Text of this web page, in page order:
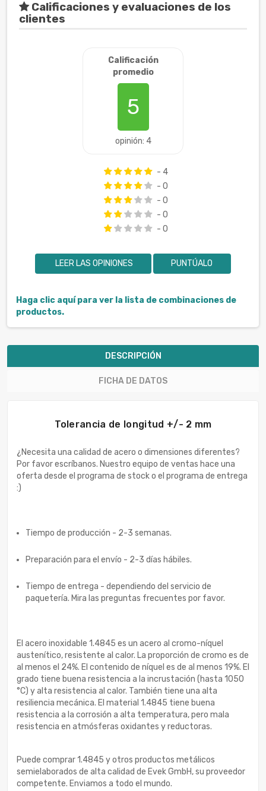
Calificaciones y evaluaciones de los
clientes
Calificación
promedio
5
opinión: 4
- 4
- 0
- 0
- 0
- 0
LEER LAS OPINIONES PUNTÚALO
Haga clic aquí para ver la lista de combinaciones de
productos.
DESCRIPCIÓN
FICHA DE DATOS
Tolerancia de longitud +/- 2 mm
¿Necesita una calidad de acero o dimensiones diferentes?
Por favor escríbanos. Nuestro equipo de ventas hace una
oferta desde el programa de stock o el programa de entrega
:)
Tiempo de producción - 2-3 semanas.
Preparación para el envío - 2-3 días hábiles.
Tiempo de entrega - dependiendo del servicio de
paquetería. Mira las preguntas frecuentes por favor.
El acero inoxidable 1.4845 es un acero al cromo-níquel
austenítico, resistente al calor. La proporción de cromo es de
al menos el 24%. El contenido de níquel es de al menos 19%. El
grado tiene buena resistencia a la incrustación (hasta 1050
°C) y alta resistencia al calor. También tiene una alta
resiliencia mecánica. El material 1.4845 tiene buena
resistencia a la corrosión a alta temperatura, pero mala
resistencia en atmósferas oxidantes y reductoras.
Puede comprar 1.4845 y otros productos metálicos
semielaborados de alta calidad de Evek GmbH, su proveedor
competente. Enviamos a todo el mundo.